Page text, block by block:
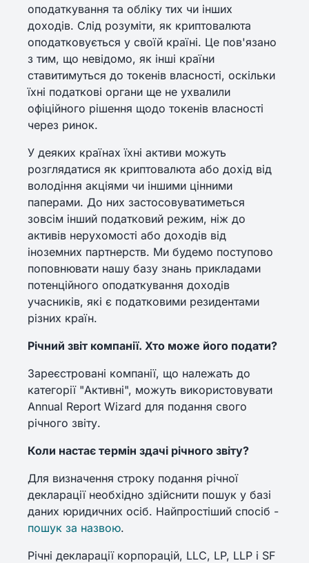
оподаткування та обліку тих чи інших
доходів. Слід розуміти, як криптовалюта
оподатковується у своїй країні. Це пов'язано
з тим, що невідомо, як інші країни
ставитимуться до токенів власності, оскільки
їхні податкові органи ще не ухвалили
офіційного рішення щодо токенів власності
через ринок.
У деяких країнах їхні активи можуть
розглядатися як криптовалюта або дохід від
володіння акціями чи іншими цінними
паперами. До них застосовуватиметься
зовсім інший податковий режим, ніж до
активів нерухомості або доходів від
іноземних партнерств. Ми будемо поступово
поповнювати нашу базу знань прикладами
потенційного оподаткування доходів
учасників, які є податковими резидентами
різних країн.
Річний звіт компанії. Хто може його подати?
Зареєстровані компанії, що належать до
категорії "Активні", можуть використовувати
Annual Report Wizard для подання свого
річного звіту.
Коли настає термін здачі річного звіту?
Для визначення строку подання річної
декларації необхідно здійснити пошук у базі
даних юридичних осіб. Найпростіший спосіб -
пошук за назвою.
Річні декларації корпорацій, LLC, LP, LLP і SF